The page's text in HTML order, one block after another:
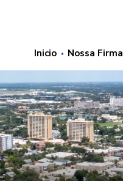
Inicio Nossa Firma